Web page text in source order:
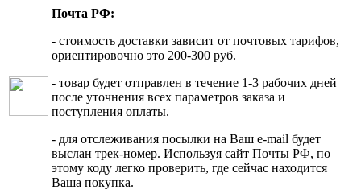
Почта РФ:
- стоимость доставки зависит от почтовых тарифов,
ориентировочно это 200-300 руб.
- товар будет отправлен в течение 1-3 рабочих дней
после уточнения всех параметров заказа и
поступления оплаты.
- для отслеживания посылки на Ваш e-mail будет
выслан трек-номер. Используя сайт Почты РФ, по
этому коду легко проверить, где сейчас находится
Ваша покупка.